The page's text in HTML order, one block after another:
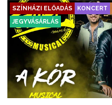
SZÍNHÁZI ELŐADÁS KONCERT
JEGYVÁSÁRLÁS